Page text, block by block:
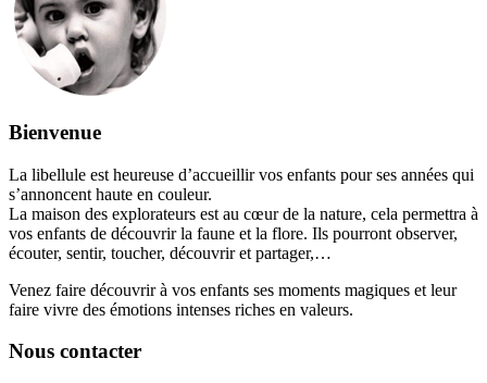
Bienvenue
La libellule est heureuse d’accueillir vos enfants pour ses années qui
s’annoncent haute en couleur.
La maison des explorateurs est au cœur de la nature, cela permettra à
vos enfants de découvrir la faune et la flore. Ils pourront observer,
écouter, sentir, toucher, découvrir et partager,…
Venez faire découvrir à vos enfants ses moments magiques et leur
faire vivre des émotions intenses riches en valeurs.
Nous contacter